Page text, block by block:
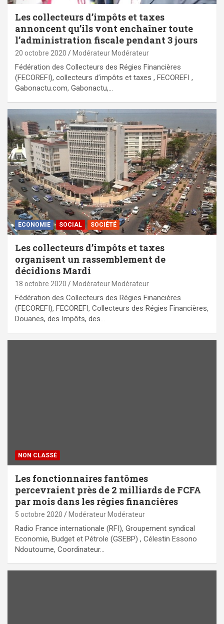
Les collecteurs d’impôts et taxes
annoncent qu’ils vont enchaîner toute
l’administration fiscale pendant 3 jours
20 octobre 2020 Modérateur Modérateur
Fédération des Collecteurs des Régies Financières
(FECOREFI), collecteurs d’impôts et taxes , FECOREFI ,
Gabonactu.com, Gabonactu,…
ECONOMIE SOCIAL SOCIÉTÉ
Les collecteurs d’impôts et taxes
organisent un rassemblement de
décidions Mardi
18 octobre 2020 Modérateur Modérateur
Fédération des Collecteurs des Régies Financières
(FECOREFI), FECOREFI, Collecteurs des Régies Financières,
Douanes, des Impôts, des…
NON CLASSÉ
Les fonctionnaires fantômes
percevraient près de 2 milliards de FCFA
par mois dans les régies financières
5 octobre 2020 Modérateur Modérateur
Radio France internationale (RFI), Groupement syndical
Economie, Budget et Pétrole (GSEBP) , Célestin Essono
Ndoutoume, Coordinateur…